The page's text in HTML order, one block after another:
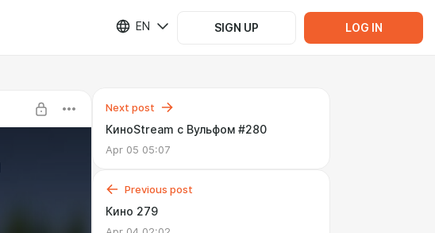
EN SIGN UP LOG IN
Next post
КиноStream с Вульфом #280
Apr 05 05:07
Previous post
Кино 279